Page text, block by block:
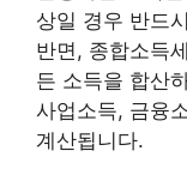
상일 경우 반드
반면, 종합소득
든 소득을 합산
사업소득, 금융
계산됩니다.